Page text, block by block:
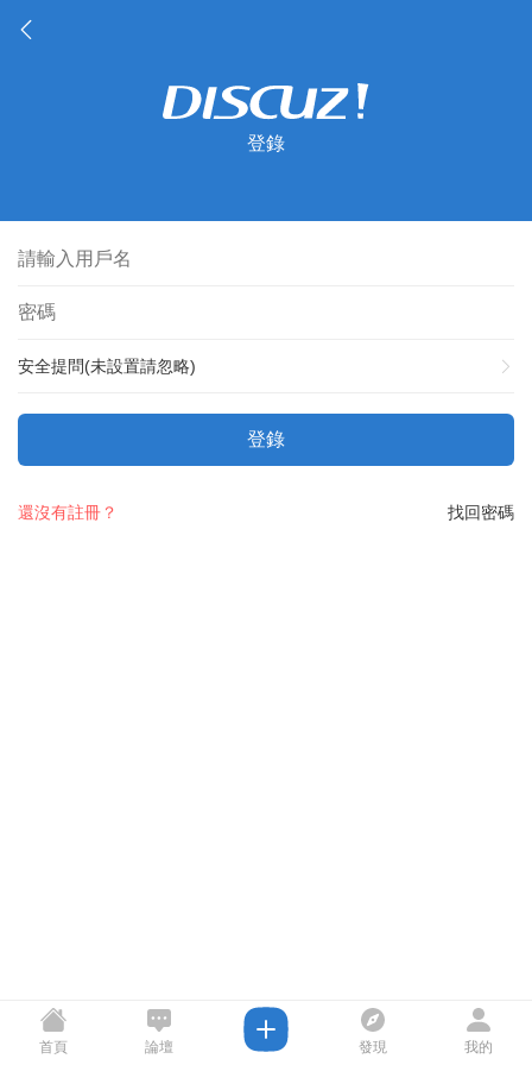
登錄
安全提問(未設置請忽略)
登錄
找回密碼
還沒有註冊？
首頁 論壇 發現 我的